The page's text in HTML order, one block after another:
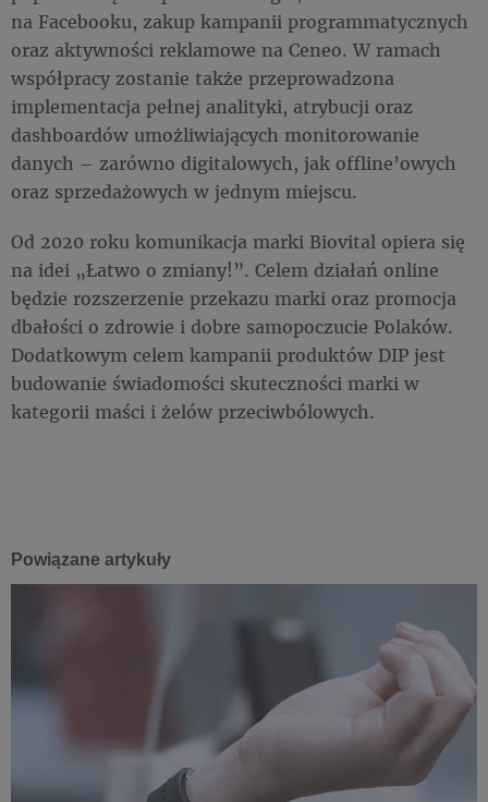
na Facebooku, zakup kampanii programmatycznych
oraz aktywności reklamowe na Ceneo. W ramach
współpracy zostanie także przeprowadzona
implementacja pełnej analityki, atrybucji oraz
dashboardów umożliwiających monitorowanie
danych – zarówno digitalowych, jak offline’owych
oraz sprzedażowych w jednym miejscu.
Od 2020 roku komunikacja marki Biovital opiera się
na idei „Łatwo o zmiany!”. Celem działań online
będzie rozszerzenie przekazu marki oraz promocja
dbałości o zdrowie i dobre samopoczucie Polaków.
Dodatkowym celem kampanii produktów DIP jest
budowanie świadomości skuteczności marki w
kategorii maści i żelów przeciwbólowych.
Powiązane artykuły